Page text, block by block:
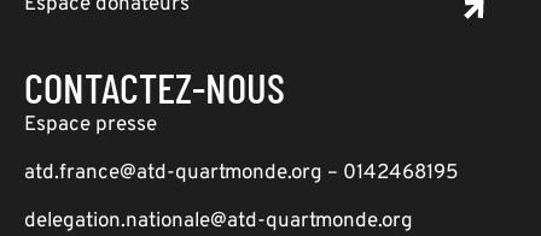
CONTACTEZ-NOUS
Espace presse
atd.france@atd-quartmonde.org – 0142468195
delegation.nationale@atd-quartmonde.org